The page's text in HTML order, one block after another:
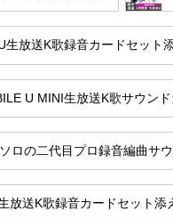
生放送K歌録音カードセット
U MINI生放送K歌サウン
ロの二代目プロ録音編曲サ
放送K歌録音カードセット添